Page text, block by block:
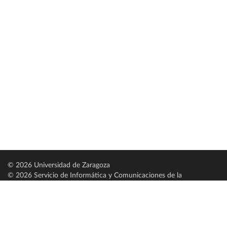
© 2026 Universidad de Zaragoza
© 2026 Servicio de Informática y Comunicaciones de la